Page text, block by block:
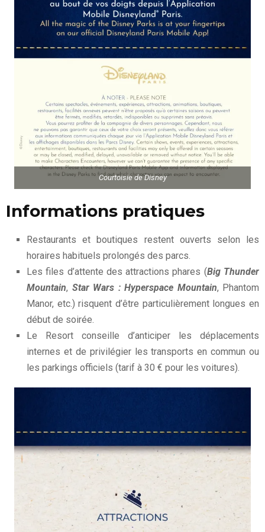
Courtoisie de Disney
Informations pratiques
Restaurants et boutiques restent ouverts selon les
horaires habituels prolongés des parcs.
Les files d’attente des attractions phares (Big Thunder
Mountain, Star Wars : Hyperspace Mountain, Phantom
Manor, etc.) risquent d’être particulièrement longues en
début de soirée.
Le Resort conseille d’anticiper les déplacements
internes et de privilégier les transports en commun ou
les parkings officiels (tarif à 30 € pour les voitures).